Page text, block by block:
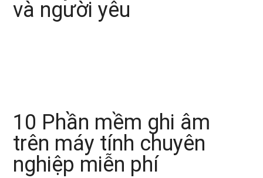
và người yêu
10 Phần mềm ghi âm
trên máy tính chuyên
nghiệp miễn phí